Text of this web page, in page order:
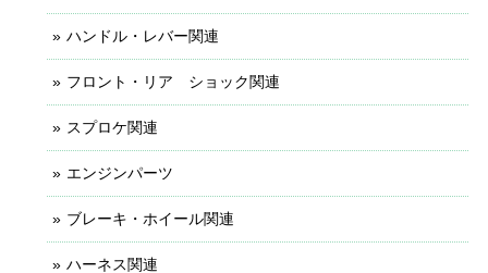
ハンドル・レバー関連
フロント・リア ショック関連
スプロケ関連
エンジンパーツ
ブレーキ・ホイール関連
ハーネス関連